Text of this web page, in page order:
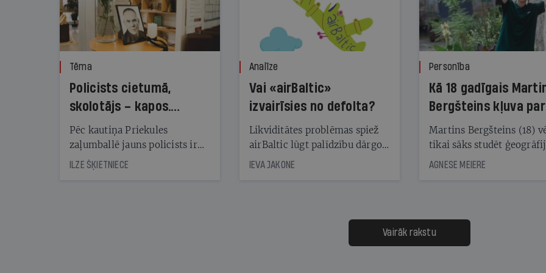
Tēma
Policists cietumā,
skolotājs – kapos.
Reibuma cena Priekulē
Pēc kautiņa Priekules
zaļumballē jauns policists ir
nonācis cietumā, bet
cienījams pedagogs — kapos.
ILZE ŠĶIETNIECE
Analīze
Vai «airBaltic»
izvairīsies no defolta?
Likviditātes problēmas spiež
airBaltic lūgt palīdzību dārgo
obligāciju turētājiem, taču
samaksāt augstos procentus,
kas jāpārskaita jau trīs dienas
pirms nākamās sapulces
IEVA JAKONE
Personība
Kā 18 gadīgais
Bergšteins kļuva par
laika ziņu seju?
Martins Bergšteins (18)
tikai sāks studēt
bet viņa sacītajam jau
uzcītīga darba, mammas
atbalsts un drosme
meteovērojumus arī tad,
AGNESE MEIERE
Vairāk rakstu